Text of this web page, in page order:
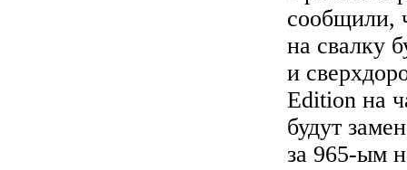
сообщили,
на свалку
и
Edition на
будут
за 965-ым